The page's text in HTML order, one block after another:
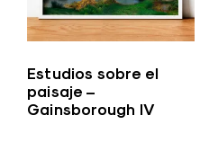
Estudios sobre el
paisaje –
Gainsborough IV